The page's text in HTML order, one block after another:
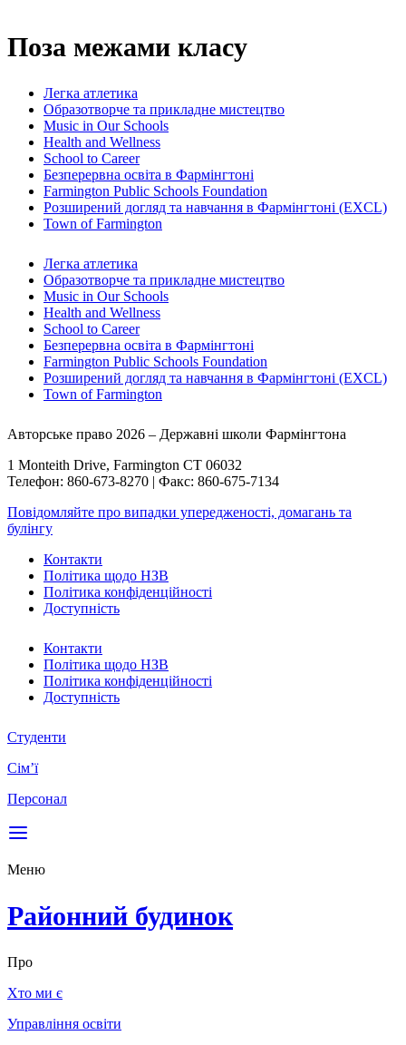
Поза межами класу
Легка атлетика
Образотворче та прикладне мистецтво
Music in Our Schools
Health and Wellness
School to Career
Безперервна освіта в Фармінгтоні
Farmington Public Schools Foundation
Розширений догляд та навчання в Фармінгтоні (EXCL)
Town of Farmington
Легка атлетика
Образотворче та прикладне мистецтво
Music in Our Schools
Health and Wellness
School to Career
Безперервна освіта в Фармінгтоні
Farmington Public Schools Foundation
Розширений догляд та навчання в Фармінгтоні (EXCL)
Town of Farmington
Авторське право 2026 – Державні школи Фармінгтона
1 Monteith Drive, Farmington CT 06032
Телефон: 860-673-8270 | Факс: 860-675-7134
Повідомляйте про випадки упередженості, домагань та
булінгу
Контакти
Політика щодо НЗВ
Політика конфіденційності
Доступність
Контакти
Політика щодо НЗВ
Політика конфіденційності
Доступність
Студенти
Сім’ї
Персонал
Меню
Районний будинок
Про
Хто ми є
Управління освіти